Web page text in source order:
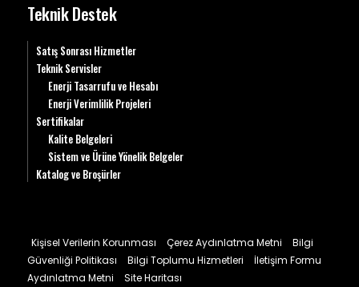
Teknik Destek
Satış Sonrası Hizmetler
Teknik Servisler
Enerji Tasarrufu ve Hesabı
Enerji Verimlilik Projeleri
Sertifikalar
Kalite Belgeleri
Sistem ve Ürüne Yönelik Belgeler
Katalog ve Broşürler
Kişisel Verilerin Korunması Çerez Aydınlatma Metni
Bilgi
Güvenliği Politikası
Bilgi Toplumu Hizmetleri
İletişim Formu
Aydınlatma Metni
Site Haritası